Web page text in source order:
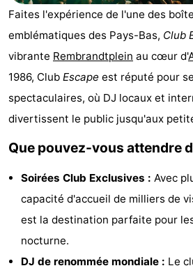
Chambre
Chaumières
-
Het
Amsterdamse
Bos
Spaarnwoude
Hôtels
Last
minutes
Musées
Attractions
Choses
Faites l'expérience de l'une des
emblématiques des Pays-Bas, Club
vibrante Rembrandtplein au cœur d'
1986, Club Escape est réputé pour
spectaculaires, où DJ locaux et
divertissent le public jusqu'aux
Que pouvez-vous attendre
Soirées Club Exclusives : Avec
capacité d'accueil de milliers de
est la destination parfaite pour
nocturne.
DJ de renommée mondiale : Le